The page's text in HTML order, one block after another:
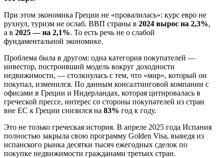
При этом экономика Греции не «провалилась»: курс евро не
рухнул, туризм не ослаб. ВВП страны в 2024 вырос на 2,3%,
а в 2025 — на 2,1%. То есть речь не о слабой
фундаментальной экономике.
Проблема была в другом: одна категория покупателей —
инвестор, построивший модель вокруг доходности
недвижимости, — столкнулась с тем, что «мир», который он
покупал, изменился. По данным консалтинговой компании с
офисами в Греции и Нидерландах, которая цитировалась в
греческой прессе, интерес со стороны покупателей из стран
вне ЕС к Греции снизился на 83% год к году.
Это не только греческая история. В апреле 2025 года Испания
полностью закрыла свою программу Golden Visa, выведя из
испанского рынка десятки тысяч ежегодных сделок по
покупке недвижимости гражданами третьих стран.